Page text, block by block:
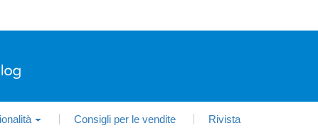
Consigli per le vendite Rivista